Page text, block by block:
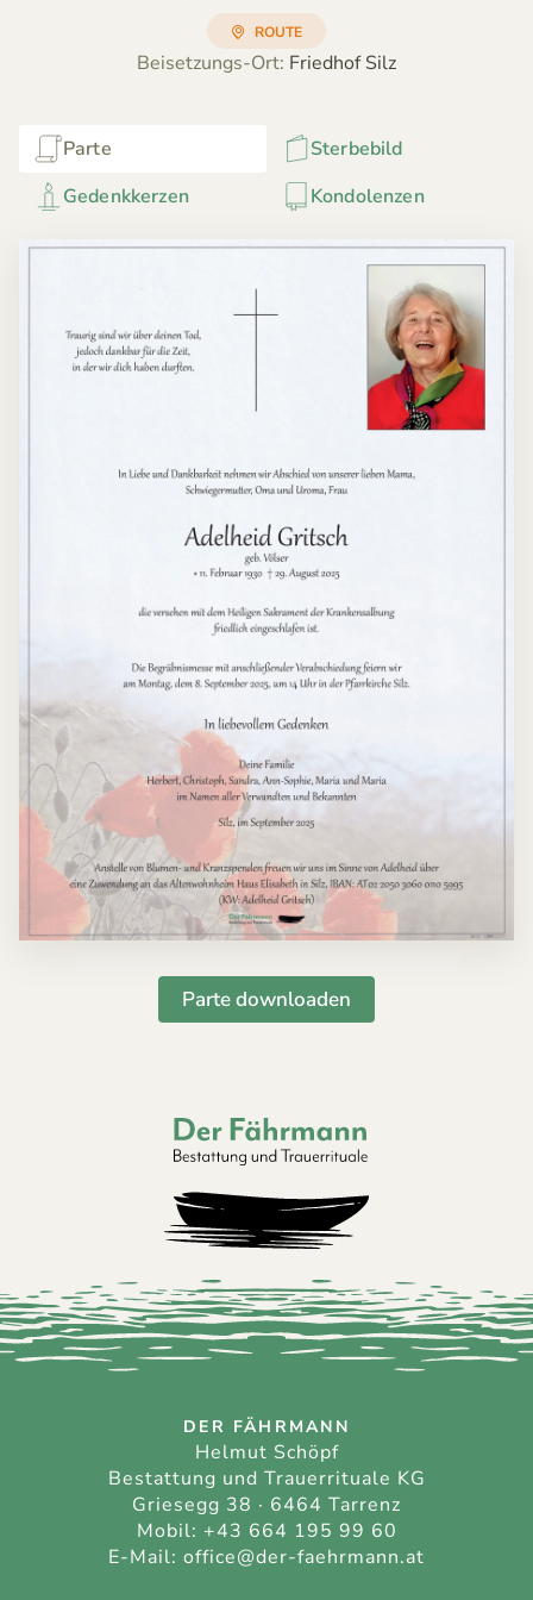
ROUTE
Beisetzungs-Ort: Friedhof Silz
Parte
Sterbebild
Gedenkkerzen
Kondolenzen
Parte downloaden
Der Fährmann - Bestattung und
DER FÄHRMANN
Helmut Schöpf
Bestattung und Trauerrituale KG
Griesegg 38 · 6464 Tarrenz
Mobil: +43 664 195 99 60
E-Mail: office@der-faehrmann.at